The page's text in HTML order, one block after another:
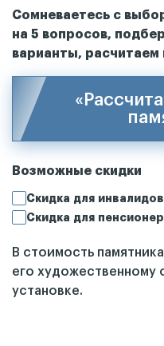
Сомневаетесь с
на 5 вопросов,
варианты,
Возможные скидки
Скидка для
Скидка для
В стоимость
его художественному
установке.